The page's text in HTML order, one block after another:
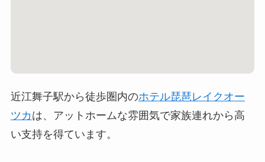
近江舞子駅から徒歩圏内のホテル琵琶レイクオー
ツカは、アットホームな雰囲気で家族連れから高
い支持を得ています。